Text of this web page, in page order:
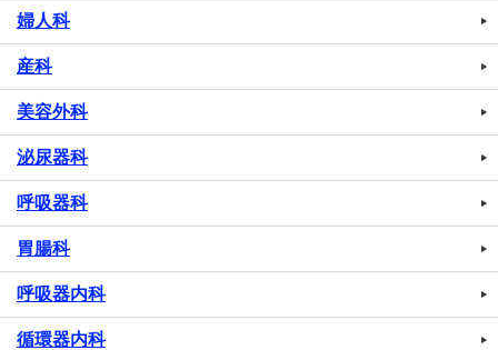
婦人科
産科
美容外科
泌尿器科
呼吸器科
胃腸科
呼吸器内科
循環器内科